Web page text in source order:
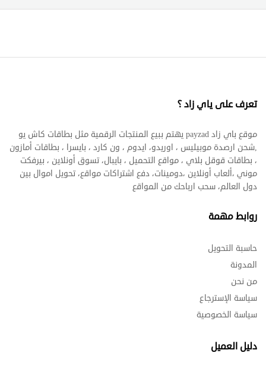
تعرف على ياي زاد ؟
موقع باي زاد payzad يهتم ببيع المنتجات الرقمية مثل بطاقات كاش يو
,شحن ارصدة موبيليس ، اوريدو، ايدوم ، ون كارد ، بايسرا ، بطاقات أمازون
، بطاقات قوقل بلاي ، مواقع التحميل ، بايبال، تسوق أونلاين ، بيرفكت
موني ،ألعاب أونلاين ،دومينات، دفع اشتراكات مواقع، تحويل اموال بين
دول العالم، سحب ارباحك من المواقع
روابط مهمة
حاسبة التحويل
المدونة
من نحن
سياسة الإسترجاع
سياسة الخصوصية
دليل العميل